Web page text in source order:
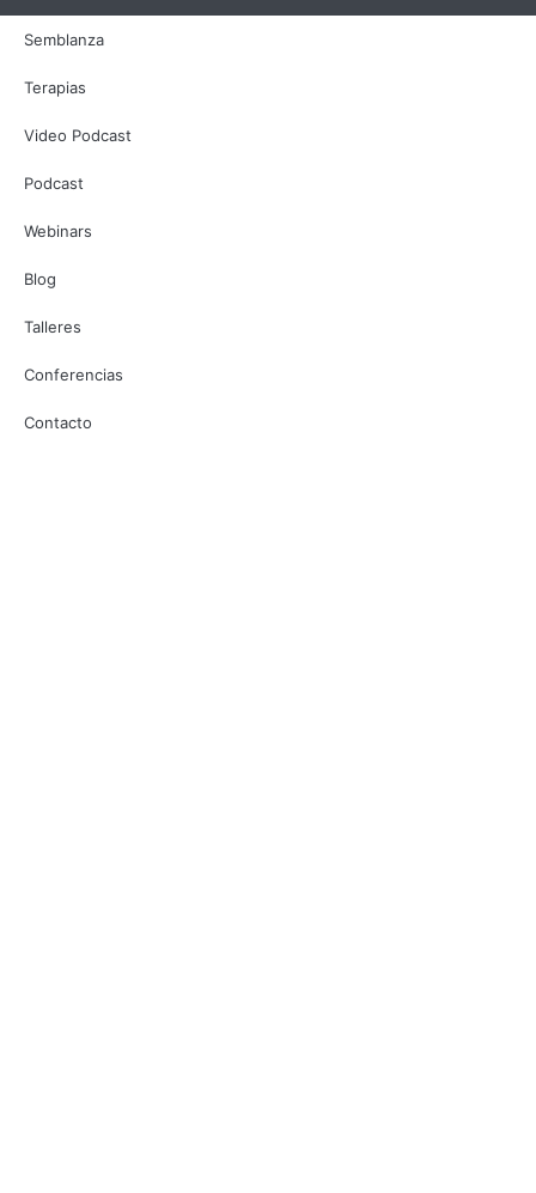
Semblanza
Terapias
Video Podcast
Podcast
Webinars
Blog
Talleres
Conferencias
Contacto